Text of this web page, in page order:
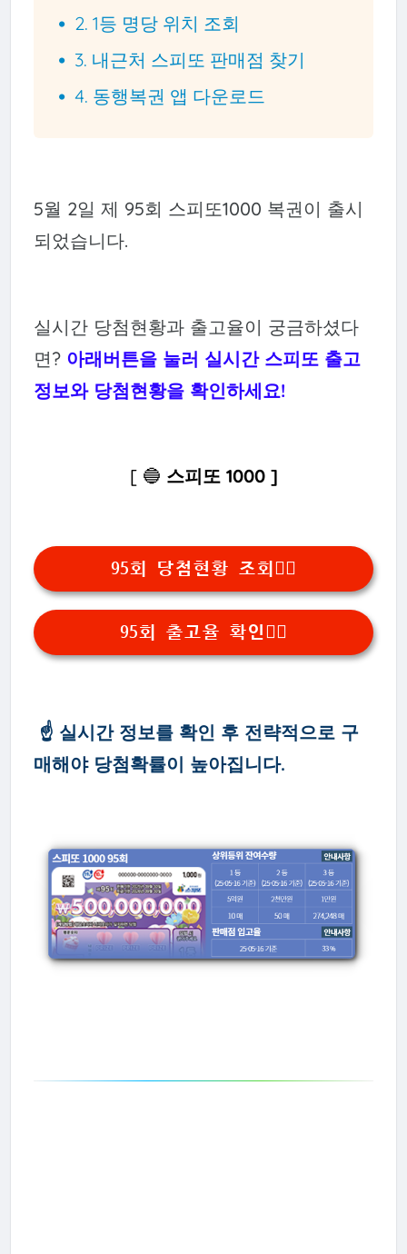
2. 1등 명당 위치 조회
3. 내근처 스피또 판매점 찾기
4. 동행복권 앱 다운로드
5월 2일 제 95회 스피또1000 복권이 출시
되었습니다.
실시간 당첨현황과 출고율이 궁금하셨다
면? 아래버튼을 눌러 실시간 스피또 출고
정보와 당첨현황을 확인하세요!
[ 🔵 스피또 1000 ]
95회 당첨현황 조회👆🏻
95회 출고율 확인👆🏻
☝ 실시간 정보를 확인 후 전략적으로 구
매해야 당첨확률이 높아집니다.